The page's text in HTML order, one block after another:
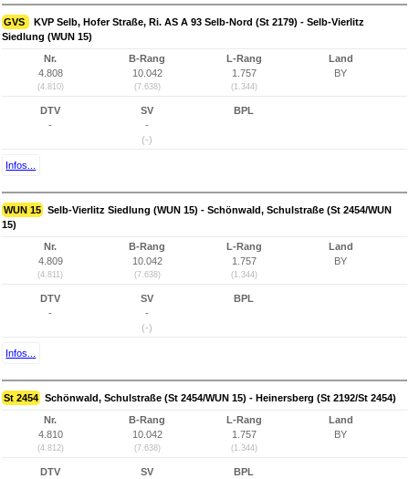
GVS
KVP Selb, Hofer Straße, Ri. AS A 93 Selb-Nord (St 2179) - Selb-Vierlitz
Siedlung (WUN 15)
Nr.
4.808
(4.810)
B-Rang
10.042
(7.638)
L-Rang
1.757
(1.344)
Land
BY
DTV
-
SV
-
(-)
BPL
Infos...
WUN 15 Selb-Vierlitz Siedlung (WUN 15) - Schönwald, Schulstraße (St 2454/WUN
15)
Nr.
4.809
(4.811)
B-Rang
10.042
(7.638)
L-Rang
1.757
(1.344)
Land
BY
DTV
-
SV
-
(-)
BPL
Infos...
St 2454 Schönwald, Schulstraße (St 2454/WUN 15) - Heinersberg (St 2192/St 2454)
Nr.
4.810
(4.812)
B-Rang
10.042
(7.638)
L-Rang
1.757
(1.344)
Land
BY
DTV
SV
BPL